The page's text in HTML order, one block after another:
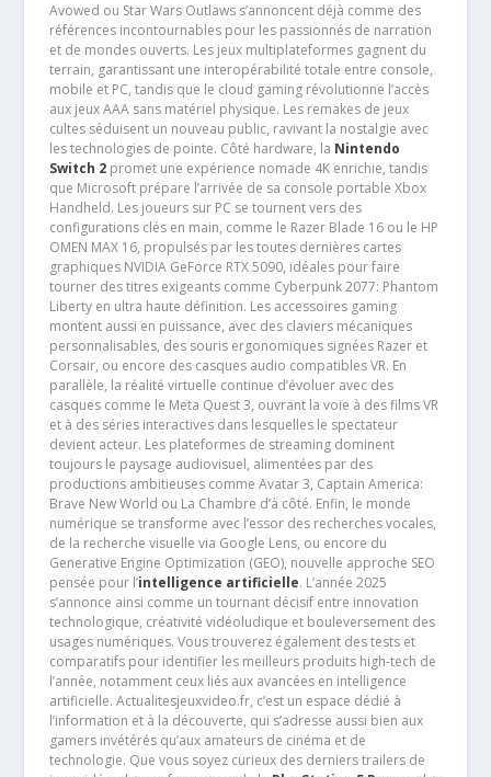
Avowed ou Star Wars Outlaws s’annoncent déjà comme des
références incontournables pour les passionnés de narration
et de mondes ouverts. Les jeux multiplateformes gagnent du
terrain, garantissant une interopérabilité totale entre console,
mobile et PC, tandis que le cloud gaming révolutionne l’accès
aux jeux AAA sans matériel physique. Les remakes de jeux
cultes séduisent un nouveau public, ravivant la nostalgie avec
les technologies de pointe. Côté hardware, la Nintendo
Switch 2promet une expérience nomade 4K enrichie, tandis
que Microsoft prépare l’arrivée de sa console portable Xbox
Handheld. Les joueurs sur PC se tournent vers des
configurations clés en main, comme le Razer Blade 16 ou le HP
OMEN MAX 16, propulsés par les toutes dernières cartes
graphiques NVIDIA GeForce RTX 5090, idéales pour faire
tourner des titres exigeants comme Cyberpunk 2077: Phantom
Liberty en ultra haute définition. Les accessoires gaming
montent aussi en puissance, avec des claviers mécaniques
personnalisables, des souris ergonomiques signées Razer et
Corsair, ou encore des casques audio compatibles VR. En
parallèle, la réalité virtuelle continue d’évoluer avec des
casques comme le Meta Quest 3, ouvrant la voie à des films VR
et à des séries interactives dans lesquelles le spectateur
devient acteur. Les plateformes de streaming dominent
toujours le paysage audiovisuel, alimentées par des
productions ambitieuses comme Avatar 3, Captain America:
Brave New World ou La Chambre d’à côté. Enfin, le monde
numérique se transforme avec l’essor des recherches vocales,
de la recherche visuelle via Google Lens, ou encore du
Generative Engine Optimization (GEO), nouvelle approche SEO
pensée pour l’intelligence artificielle. L’année 2025
s’annonce ainsi comme un tournant décisif entre innovation
technologique, créativité vidéoludique et bouleversement des
usages numériques. Vous trouverez également des tests et
comparatifs pour identifier les meilleurs produits high-tech de
l’année, notamment ceux liés aux avancées en intelligence
artificielle. Actualitesjeuxvideo.fr, c’est un espace dédié à
l’information et à la découverte, qui s’adresse aussi bien aux
gamers invétérés qu’aux amateurs de cinéma et de
technologie. Que vous soyez curieux des derniers trailers de